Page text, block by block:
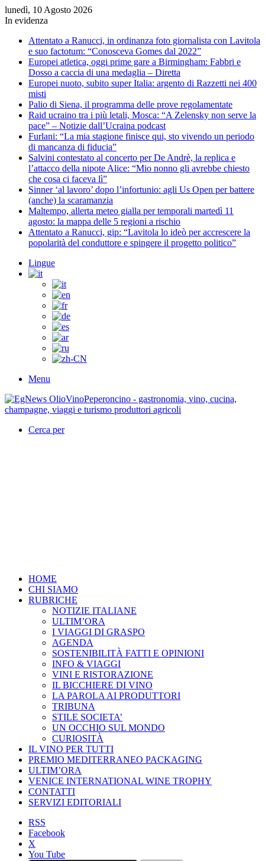
lunedì, 10 Agosto 2026
In evidenza
Attentato a Ranucci, in ordinanza foto giornalista con Lavitola
e suo factotum: “Conosceva Gomes dal 2022”
Europei atletica, oggi prime gare a Birmingham: Fabbri e
Dosso a caccia di una medaglia – Diretta
Europei nuoto, subito super Italia: argento di Razzetti nei 400
misti
Palio di Siena, il programma delle prove regolamentate
Raid ucraino tra i più letali, Mosca: “A Zelensky non serve la
pace” – Notizie dall’Ucraina podcast
Furlani: “La mia stagione finisce qui, sto vivendo un periodo
di mancanza di fiducia”
Salvini contestato al concerto per De Andrè, la replica e
l’attacco della nipote Alice: “Mio nonno gli avrebbe chiesto
che cosa ci faceva lì”
Sinner ‘al lavoro’ dopo l’infortunio: agli Us Open per battere
(anche) la scaramanzia
Maltempo, allerta meteo gialla per temporali martedì 11
agosto: la mappa delle 5 regioni a rischio
Attentato a Ranucci, gip: “Lavitola lo ideò per accrescere la
popolarità del conduttore e spingere il progetto politico”
Lingue
Menu
Cerca per
HOME
CHI SIAMO
RUBRICHE
NOTIZIE ITALIANE
ULTIM’ORA
I VIAGGI DI GRASPO
AGENDA
SOSTENIBILITÀ FATTI E OPINIONI
INFO & VIAGGI
VINI E RISTORAZIONE
IL BICCHIERE DI VINO
LA PAROLA AI PRODUTTORI
TRIBUNA
STILE SOCIETA’
UN OCCHIO SUL MONDO
CURIOSITÀ
IL VINO PER TUTTI
PREMIO MEDITERRANEO PACKAGING
ULTIM’ORA
VENICE INTERNATIONAL WINE TROPHY
CONTATTI
SERVIZI EDITORIALI
RSS
Facebook
X
You Tube